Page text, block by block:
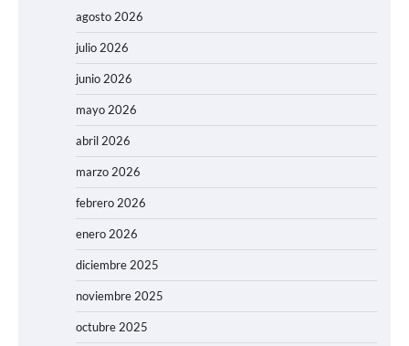
agosto 2026
julio 2026
junio 2026
mayo 2026
abril 2026
marzo 2026
febrero 2026
enero 2026
diciembre 2025
noviembre 2025
octubre 2025